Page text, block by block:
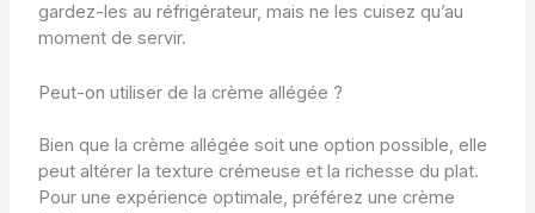
gardez-les au réfrigérateur, mais ne les cuisez qu’au
moment de servir.
Peut-on utiliser de la crème allégée ?
Bien que la crème allégée soit une option possible, elle
peut altérer la texture crémeuse et la richesse du plat.
Pour une expérience optimale, préférez une crème